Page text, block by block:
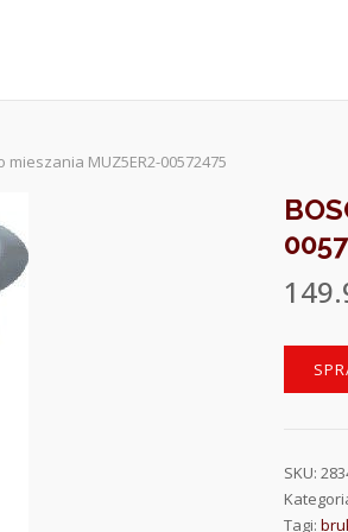
mieszania MUZ5ER2-00572475
SKU:
Tagi: